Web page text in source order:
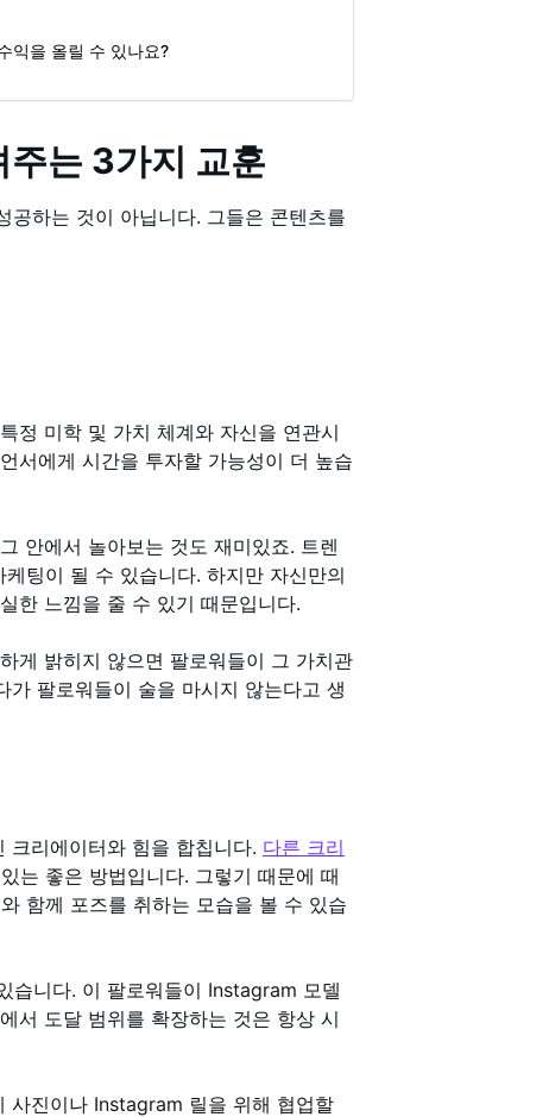
익을 올릴 수 있나요?
주는 3가지 교훈
하는 것이 아닙니다. 그들은 콘텐츠를
정 미학 및 가치 체계와 자신을 연관시
서에게 시간을 투자할 가능성이 더 높습
안에서 놀아보는 것도 재미있죠. 트렌
팅이 될 수 있습니다. 하지만 자신만의
한 느낌을 줄 수 있기 때문입니다.
게 밝히지 않으면 팔로워들이 그 가치관
팔로워들이 술을 마시지 않는다고 생
크리에이터와 힘을 합칩니다. 다른 크리
는 좋은 방법입니다. 그렇기 때문에 때
함께 포즈를 취하는 모습을 볼 수 있습
습니다. 이 팔로워들이 Instagram 모델
서 도달 범위를 확장하는 것은 항상 시
사진이나 Instagram 릴을 위해 협업할